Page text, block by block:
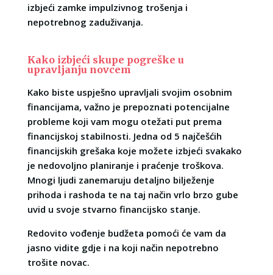
izbjeći zamke impulzivnog trošenja i
nepotrebnog zaduživanja.
Kako izbjeći skupe pogreške u
upravljanju novcem
Kako biste uspješno upravljali svojim osobnim
financijama, važno je prepoznati potencijalne
probleme koji vam mogu otežati put prema
financijskoj stabilnosti. Jedna od 5 najčešćih
financijskih grešaka koje možete izbjeći svakako
je nedovoljno planiranje i praćenje troškova.
Mnogi ljudi zanemaruju detaljno bilježenje
prihoda i rashoda te na taj način vrlo brzo gube
uvid u svoje stvarno financijsko stanje.
Redovito vođenje budžeta pomoći će vam da
jasno vidite gdje i na koji način nepotrebno
trošite novac.